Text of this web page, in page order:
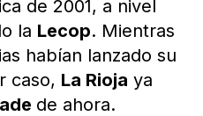
de 2001, a nivel
la Lecop. Mientras
habían lanzado su
caso, La Rioja ya
de ahora.